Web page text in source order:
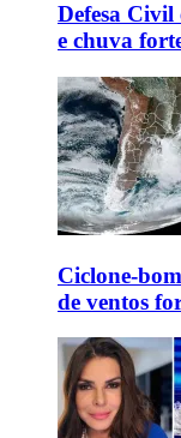
Defesa
e chuva
Ciclone-
de ventos